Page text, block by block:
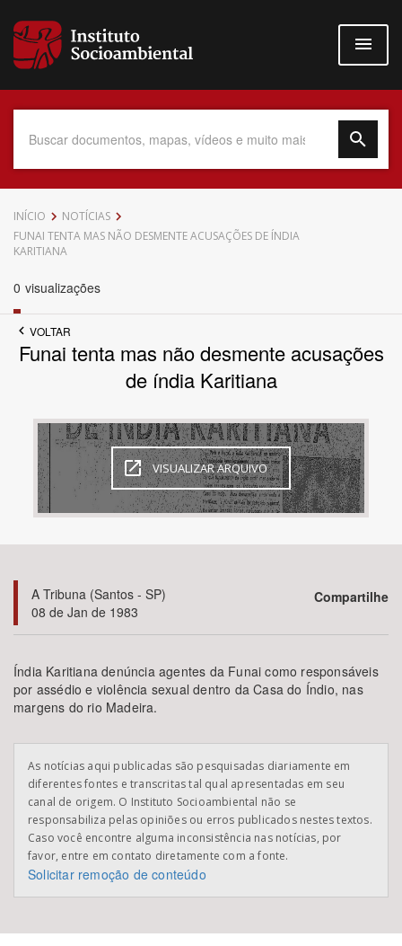
para
conteúdo
Data do Documento
Bioma / Bacia
Tema
Área de Levantamento
Área Protegida
BUSCAR
INÍCIO
NOTÍCIAS
FUNAI TENTA MAS NÃO DESMENTE ACUSAÇÕES DE ÍNDIA
KARITIANA
0 visualizações
VOLTAR
Funai tenta mas não desmente acusações
de índia Karitiana
VISUALIZAR ARQUIVO
A Tribuna (Santos - SP)
08 de Jan de 1983
Compartilhe
Índia Karitiana denúncia agentes da Funai como responsáveis
por assédio e violência sexual dentro da Casa do Índio, nas
margens do rio Madeira.
As notícias aqui publicadas são pesquisadas diariamente em
diferentes fontes e transcritas tal qual apresentadas em seu
canal de origem. O Instituto Socioambiental não se
responsabiliza pelas opiniões ou erros publicados nestes textos.
Caso você encontre alguma inconsistência nas notícias, por
favor, entre em contato diretamente com a fonte.
Solicitar remoção de conteúdo